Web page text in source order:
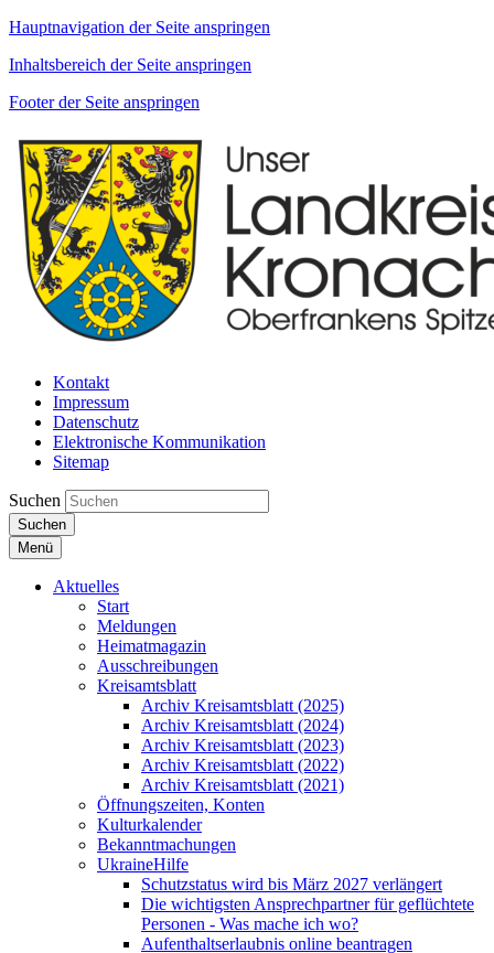
Hauptnavigation der Seite anspringen
Inhaltsbereich der Seite anspringen
Footer der Seite anspringen
Kontakt
Impressum
Datenschutz
Elektronische Kommunikation
Sitemap
Suchen
Suchen
Menü
Aktuelles
Start
Meldungen
Heimatmagazin
Ausschreibungen
Kreisamtsblatt
Archiv Kreisamtsblatt (2025)
Archiv Kreisamtsblatt (2024)
Archiv Kreisamtsblatt (2023)
Archiv Kreisamtsblatt (2022)
Archiv Kreisamtsblatt (2021)
Öffnungszeiten, Konten
Kulturkalender
Bekanntmachungen
UkraineHilfe
Schutzstatus wird bis März 2027 verlängert
Die wichtigsten Ansprechpartner für geflüchtete
Personen - Was mache ich wo?
Aufenthaltserlaubnis online beantragen